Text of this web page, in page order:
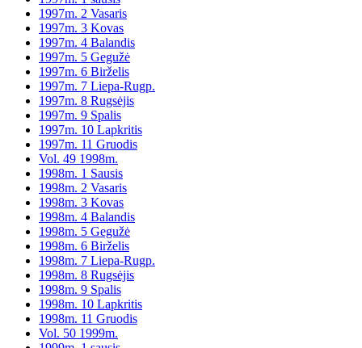
1997m. 2 Vasaris
1997m. 3 Kovas
1997m. 4 Balandis
1997m. 5 Gegužė
1997m. 6 Birželis
1997m. 7 Liepa-Rugp.
1997m. 8 Rugsėjis
1997m. 9 Spalis
1997m. 10 Lapkritis
1997m. 11 Gruodis
Vol. 49 1998m.
1998m. 1 Sausis
1998m. 2 Vasaris
1998m. 3 Kovas
1998m. 4 Balandis
1998m. 5 Gegužė
1998m. 6 Birželis
1998m. 7 Liepa-Rugp.
1998m. 8 Rugsėjis
1998m. 9 Spalis
1998m. 10 Lapkritis
1998m. 11 Gruodis
Vol. 50 1999m.